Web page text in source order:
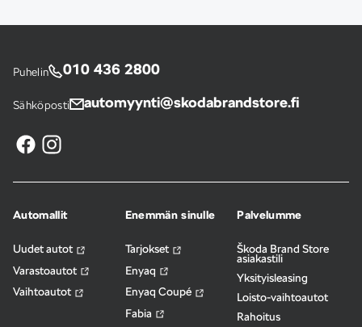
Puhelin 010 436 2800
Sähköposti automyynti@skodabrandstore.fi
Automallit
Uudet autot
Varastoautot
Vaihtoautot
Enemmän sinulle
Tarjokset
Enyaq
Enyaq Coupé
Fabia
Palvelumme
Škoda Brand Store
asiakastili
Yksityisleasing
Loisto-vaihtoautot
Rahoitus